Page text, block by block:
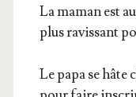
La maman est
plus ravis­sant
Le papa se hâte